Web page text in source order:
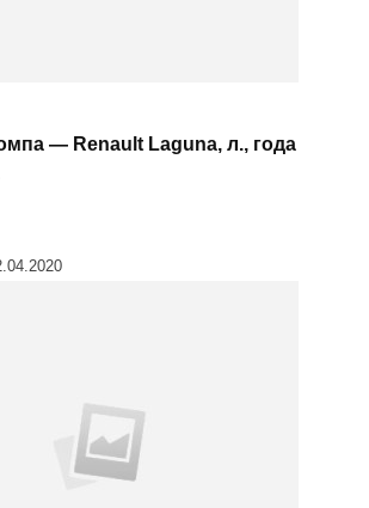
— Renault Laguna, л., года